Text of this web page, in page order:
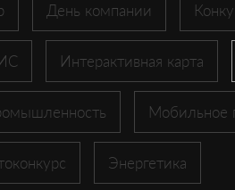
День компании
Интерактивная карта
Мобильное
Энергетика